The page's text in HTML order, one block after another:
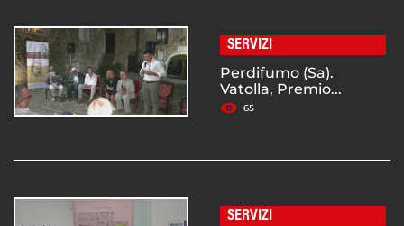
SERVIZI
Perdifumo (Sa).
Vatolla, Premio...
65
SERVIZI